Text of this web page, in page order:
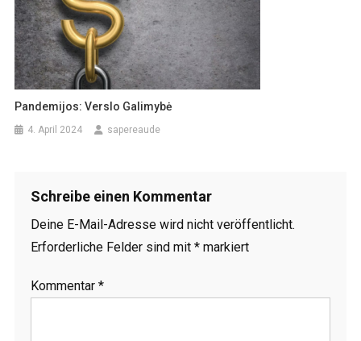
Pandemijos: Verslo Galimybė
4. April 2024 sapereaude
Schreibe einen Kommentar
Deine E-Mail-Adresse wird nicht veröffentlicht.
Erforderliche Felder sind mit *markiert
Kommentar *